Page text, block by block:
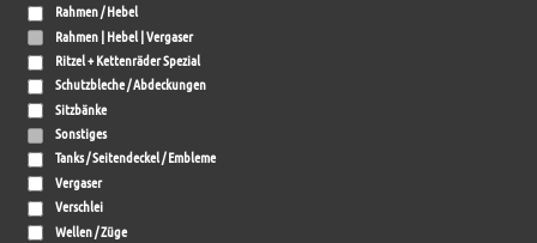
Rahmen / Hebel
Rahmen | Hebel | Vergaser
Ritzel + Kettenräder Spezial
Schutzbleche / Abdeckungen
Sitzbänke
Sonstiges
Tanks / Seitendeckel / Embleme
Vergaser
Verschlei
Wellen / Züge